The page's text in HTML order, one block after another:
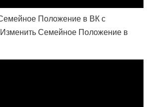
Положение в ВК с
Семейное Положение в